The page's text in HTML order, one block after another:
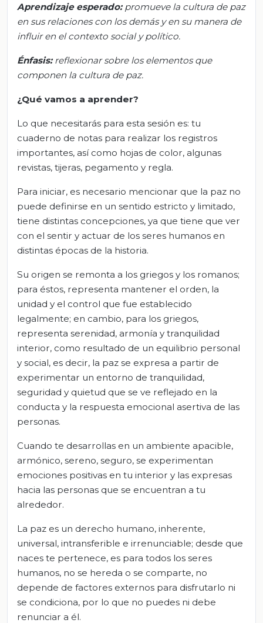
Aprendizaje esperado: promueve la cultura de paz
en sus relaciones con los demás y en su manera de
influir en el contexto social y político.
Énfasis: reflexionar sobre los elementos que
componen la cultura de paz.
¿Qué vamos a aprender?
Lo que necesitarás para esta sesión es: tu
cuaderno de notas para realizar los registros
importantes, así como hojas de color, algunas
revistas, tijeras, pegamento y regla.
Para iniciar, es necesario mencionar que la paz no
puede definirse en un sentido estricto y limitado,
tiene distintas concepciones, ya que tiene que ver
con el sentir y actuar de los seres humanos en
distintas épocas de la historia.
Su origen se remonta a los griegos y los romanos;
para éstos, representa mantener el orden, la
unidad y el control que fue establecido
legalmente; en cambio, para los griegos,
representa serenidad, armonía y tranquilidad
interior, como resultado de un equilibrio personal
y social, es decir, la paz se expresa a partir de
experimentar un entorno de tranquilidad,
seguridad y quietud que se ve reflejado en la
conducta y la respuesta emocional asertiva de las
personas.
Cuando te desarrollas en un ambiente apacible,
armónico, sereno, seguro, se experimentan
emociones positivas en tu interior y las expresas
hacia las personas que se encuentran a tu
alrededor.
La paz es un derecho humano, inherente,
universal, intransferible e irrenunciable; desde que
naces te pertenece, es para todos los seres
humanos, no se hereda o se comparte, no
depende de factores externos para disfrutarlo ni
se condiciona, por lo que no puedes ni debe
renunciar a él.